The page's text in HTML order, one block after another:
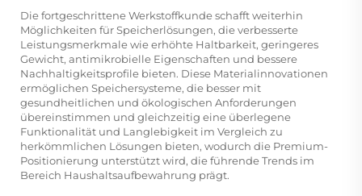
Die fortgeschrittene Werkstoffkunde schafft weiterhin
Möglichkeiten für Speicherlösungen, die verbesserte
Leistungsmerkmale wie erhöhte Haltbarkeit, geringeres
Gewicht, antimikrobielle Eigenschaften und bessere
Nachhaltigkeitsprofile bieten. Diese Materialinnovationen
ermöglichen Speichersysteme, die besser mit
gesundheitlichen und ökologischen Anforderungen
übereinstimmen und gleichzeitig eine überlegene
Funktionalität und Langlebigkeit im Vergleich zu
herkömmlichen Lösungen bieten, wodurch die Premium-
Positionierung unterstützt wird, die führende Trends im
Bereich Haushaltsaufbewahrung prägt.